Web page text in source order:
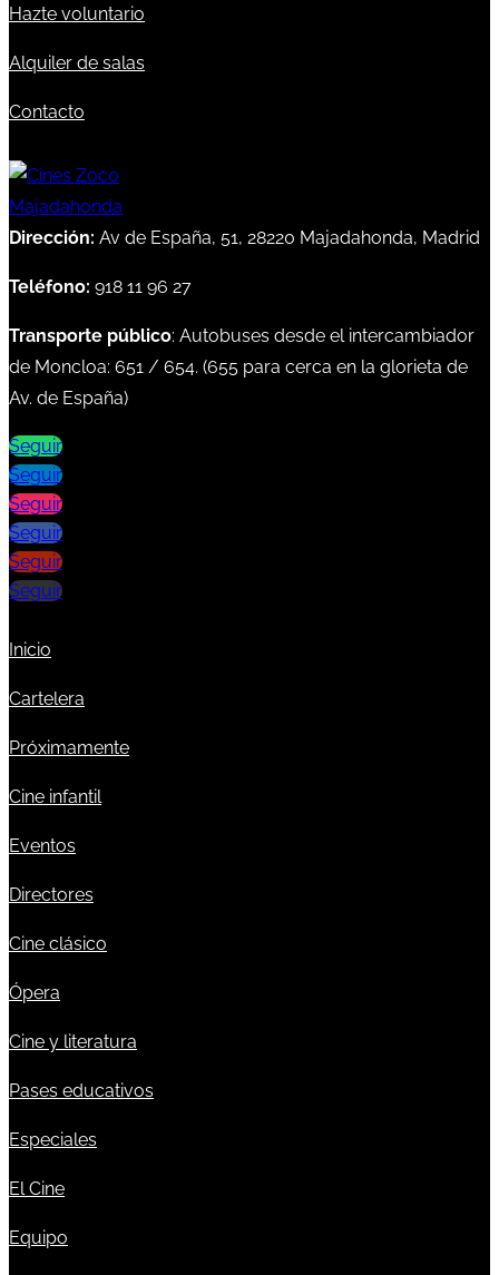
Hazte voluntario
Alquiler de salas
Contacto
Dirección: Av de España, 51, 28220 Majadahonda, Madrid
Teléfono: 918 11 96 27
Transporte público: Autobuses desde el intercambiador
de Moncloa: 651 / 654. (655 para cerca en la glorieta de
Av. de España)
Seguir
Seguir
Seguir
Seguir
Seguir
Seguir
Inicio
Cartelera
Próximamente
Cine infantil
Eventos
Directores
Cine clásico
Ópera
Cine y literatura
Pases educativos
Especiales
El Cine
Equipo